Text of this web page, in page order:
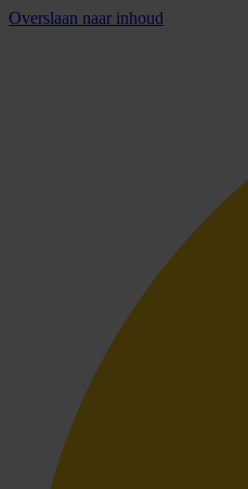
Overslaan naar inhoud